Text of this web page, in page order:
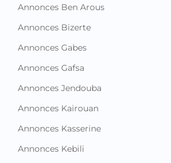
Annonces Ben Arous
Annonces Bizerte
Annonces Gabes
Annonces Gafsa
Annonces Jendouba
Annonces Kairouan
Annonces Kasserine
Annonces Kebili